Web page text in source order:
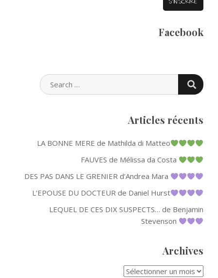
Facebook
SEARCH
FOR:
Articles récents
LA BONNE MERE de Mathilda di Matteo
FAUVES de Mélissa da Costa
DES PAS DANS LE GRENIER d’Andrea Mara
L’EPOUSE DU DOCTEUR de Daniel Hurst
LEQUEL DE CES DIX SUSPECTS… de Benjamin
Stevenson
Archives